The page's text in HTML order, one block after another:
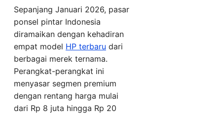
Sepanjang Januari 2026, pasar
ponsel pintar Indonesia
diramaikan dengan kehadiran
empat model HP terbaru dari
berbagai merek ternama.
Perangkat-perangkat ini
menyasar segmen premium
dengan rentang harga mulai
dari Rp 8 juta hingga Rp 20